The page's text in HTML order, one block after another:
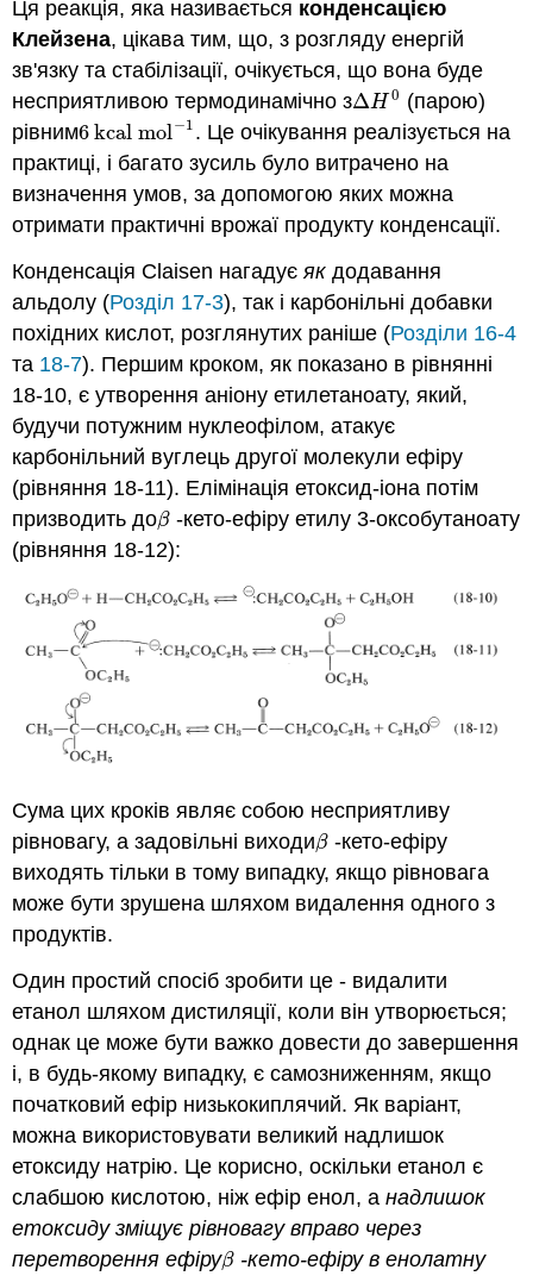
Ця реакція, яка називається конденсацією
Клейзена, цікава тим, що, з розгляду енергій
зв'язку та стабілізації, очікується, що вона буде
несприятливою термодинамічно зΔH 0
ΔH0 (парою)
рівним6 kcal mol−1
6 kcal mol−1. Це очікування реалізується на
практиці, і багато зусиль було витрачено на
визначення умов, за допомогою яких можна
отримати практичні врожаї продукту конденсації.
Конденсація Claisen нагадуєяк додавання
альдолу (Розділ 17-3), так і карбонільні добавки
похідних кислот, розглянутих раніше (Розділи 16-4
та 18-7). Першим кроком, як показано в рівнянні
18-10, є утворення аніону етилетаноату, який,
будучи потужним нуклеофілом, атакує
карбонільний вуглець другої молекули ефіру
(рівняння 18-11). Елімінація етоксид-іона потім
призводить доβ
β -кето-ефіру етилу 3-оксобутаноату
(рівняння 18-12):
Сума цих кроків являє собою несприятливу
рівновагу, а задовільні виходиβ
β -кето-ефіру
виходять тільки в тому випадку, якщо рівновага
може бути зрушена шляхом видалення одного з
продуктів.
Один простий спосіб зробити це - видалити
етанол шляхом дистиляції, коли він утворюється;
однак це може бути важко довести до завершення
і, в будь-якому випадку, є самозниженням, якщо
початковий ефір низькокиплячий. Як варіант,
можна використовувати великий надлишок
етоксиду натрію. Це корисно, оскільки етанол є
слабшою кислотою, ніж ефір енол, анадлишок
етоксиду зміщує рівновагу вправо через
перетворення ефіруβ
β -кето-ефіру в енолатну